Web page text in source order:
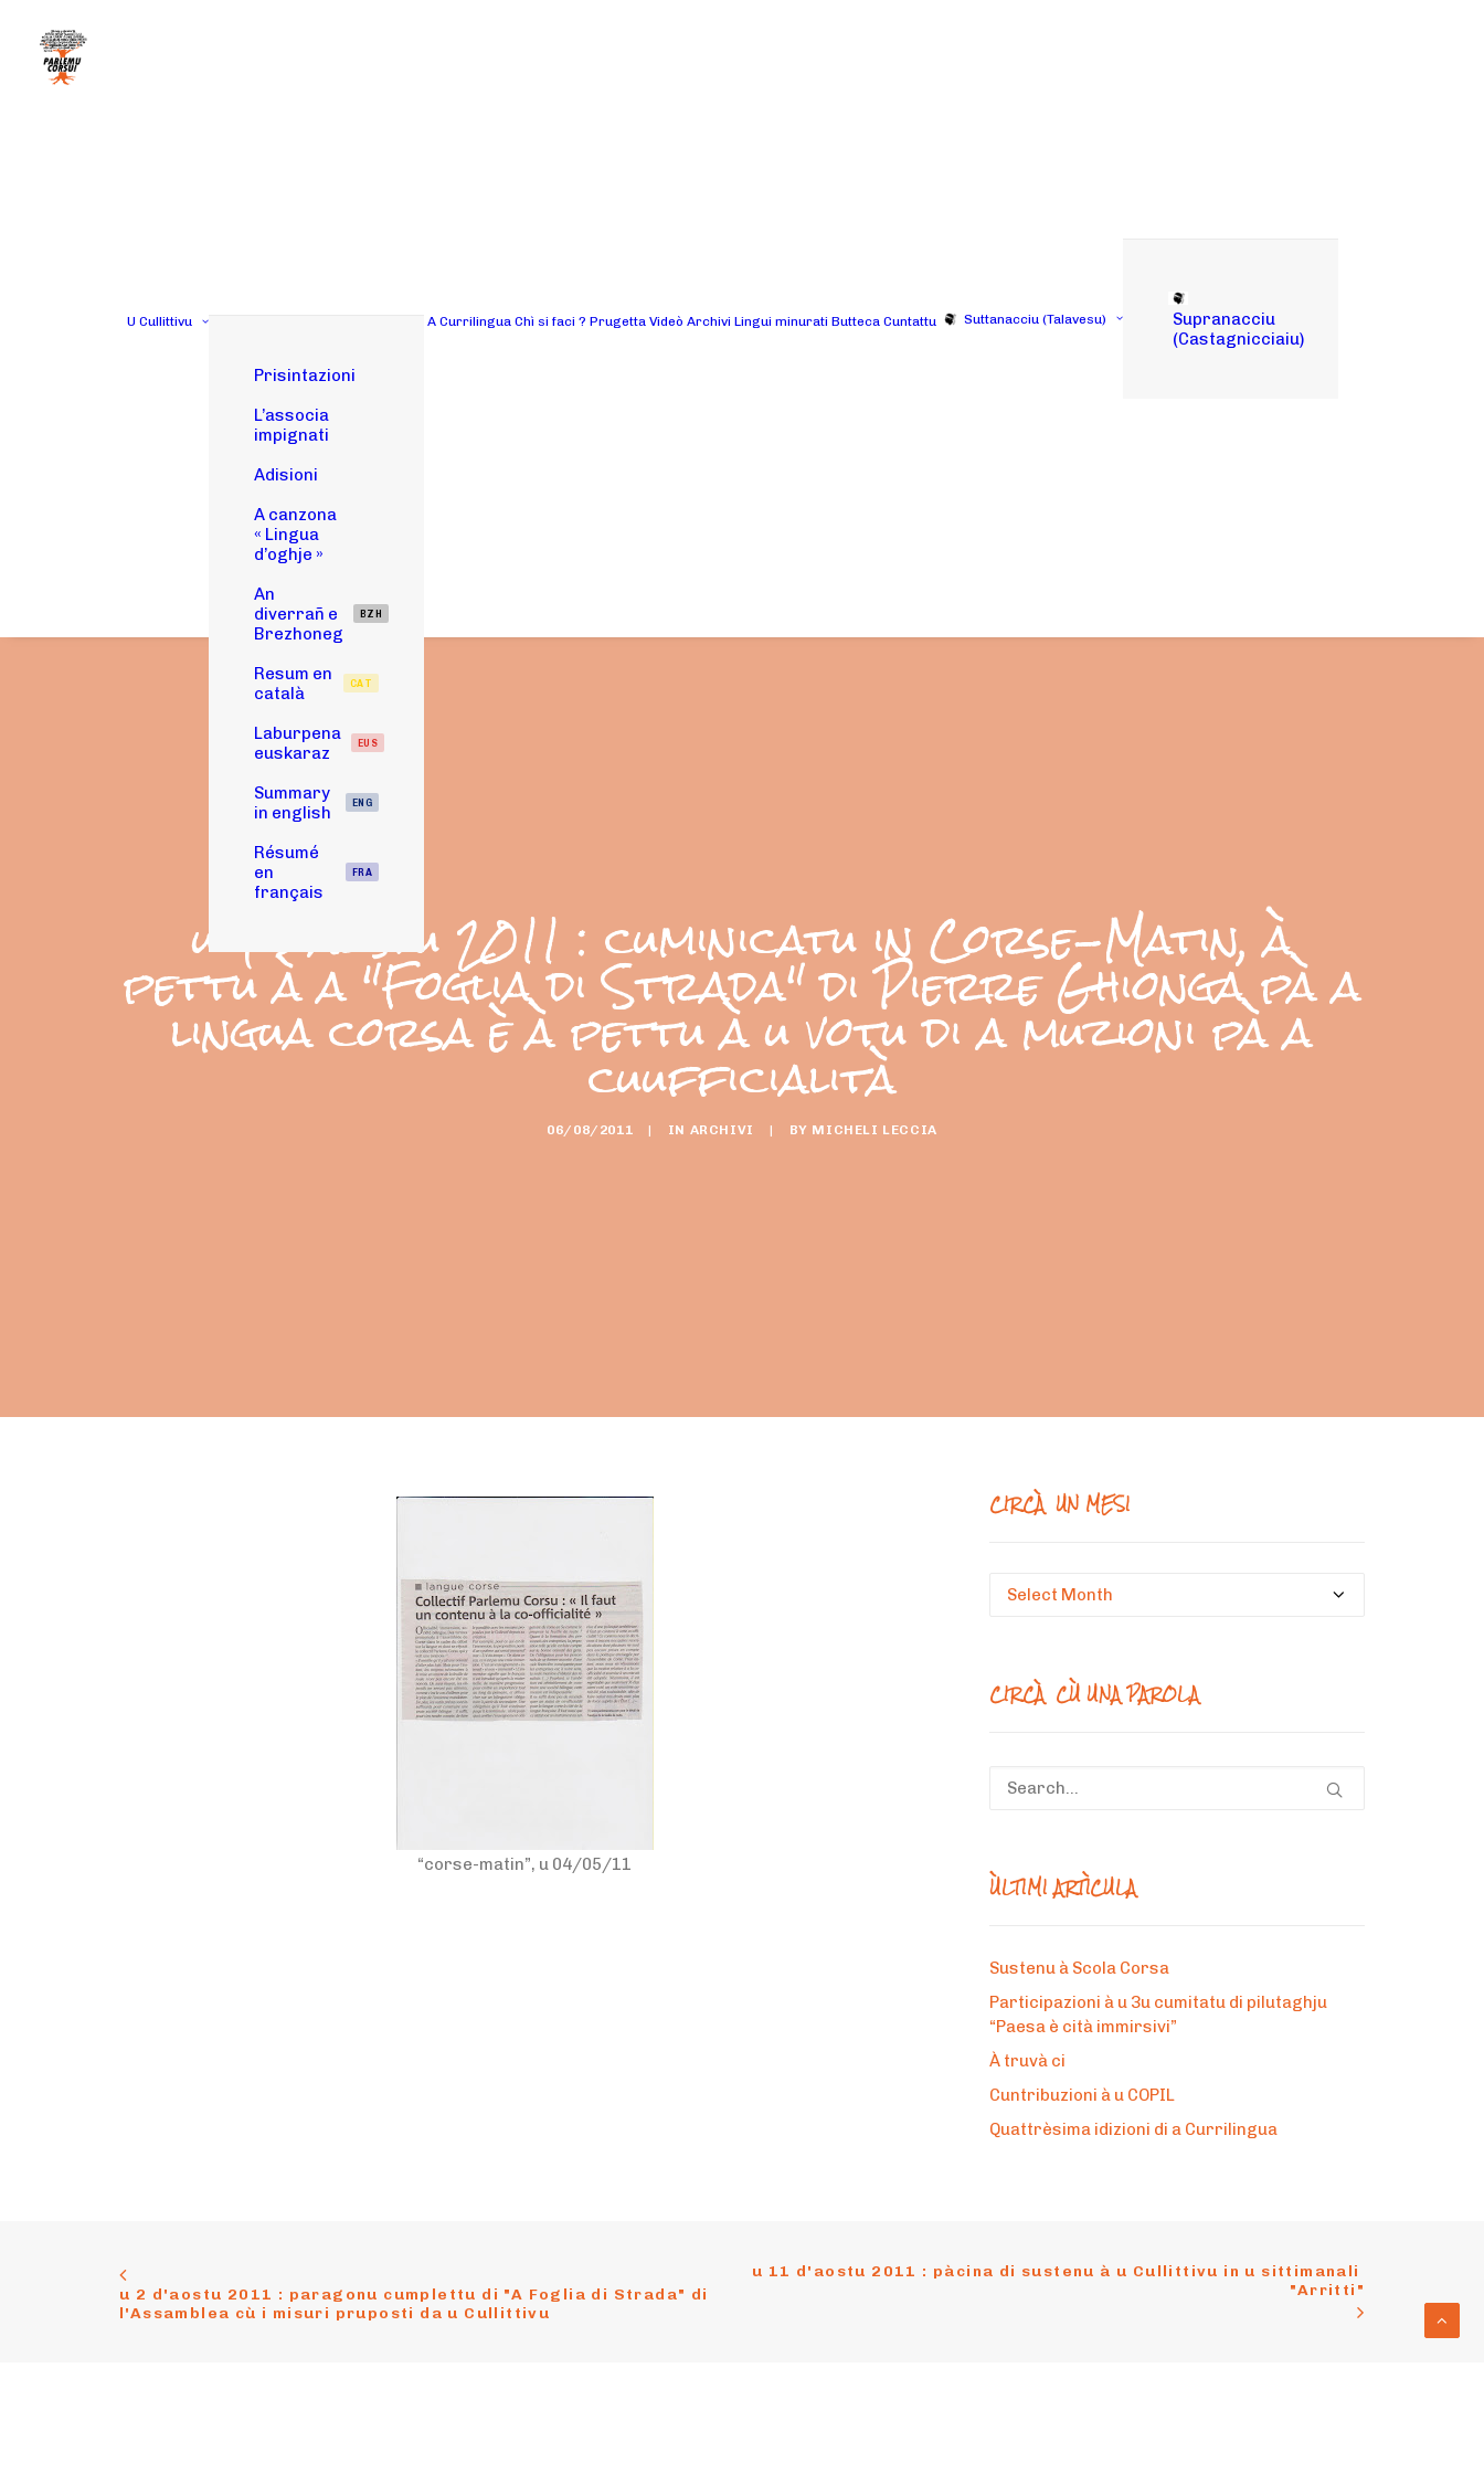
U Cullittivu
Prisintazioni
L’associa
impignati
Adisioni
A canzona
« Lingua
d’oghje »
An
diverrañ e
Brezhoneg
BZH
Resum en
català
CAT
Laburpena
euskaraz
EUS
Summary
in english
ENG
Résumé
en
français
FRA
A Currilingua Chì si faci ? Prugetta Videò Archivi Lingui minurati Butteca Cuntattu Suttanacciu (Talavesu)
Supranacciu
(Castagnicciaiu)
u 4 d'aostu 2011 : cuminicatu in Corse-Matin, à
pettu à a "Foglia di Strada" di Pierre Ghionga pà a
lingua corsa è à pettu à u votu di a muzioni pà a
cuufficialità
06/08/2011 | IN ARCHIVI | BY MICHELI LECCIA
“corse-matin”, u 04/05/11
CIRCÀ UN MESI
Circà
CIRCÀ CÙ UNA PAROLA
ÙLTIMI ARTÌCULA
Sustenu à Scola Corsa
Participazioni à u 3u cumitatu di pilutaghju
“Paesa è cità immirsivi”
À truvà ci
Cuntribuzioni à u COPIL
Quattrèsima idizioni di a Currilingua
u 2 d'aostu 2011 : paragonu cumplettu di "A Foglia di Strada" di
l'Assamblea cù i misuri pruposti da u Cullittivu
u 11 d'aostu 2011 : pàcina di sustenu à u Cullittivu in u sittimanali
"Arritti"